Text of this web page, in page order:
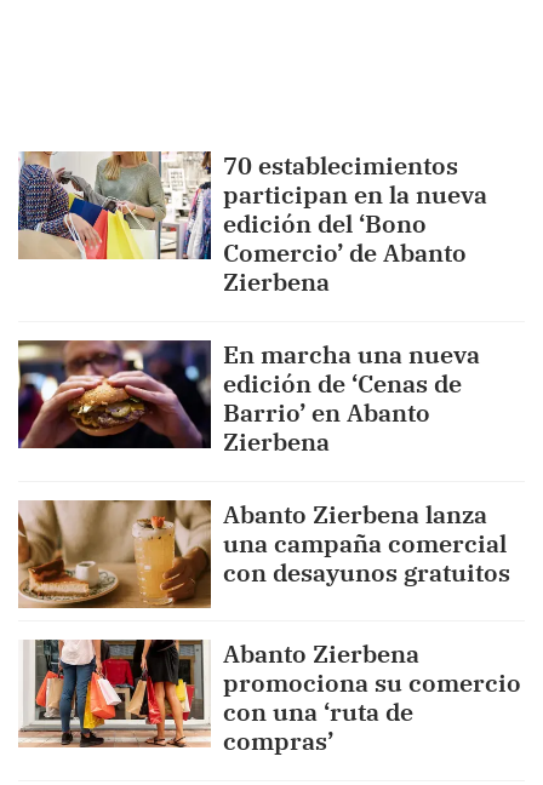
70 establecimientos
participan en la nueva
edición del ‘Bono
Comercio’ de Abanto
Zierbena
En marcha una nueva
edición de ‘Cenas de
Barrio’ en Abanto
Zierbena
Abanto Zierbena lanza
una campaña comercial
con desayunos gratuitos
Abanto Zierbena
promociona su comercio
con una ‘ruta de
compras’